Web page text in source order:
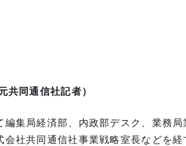
同通信社記者）
集局経済部、内政部デスク、業務
社共同通信社事業戦略室長などを経